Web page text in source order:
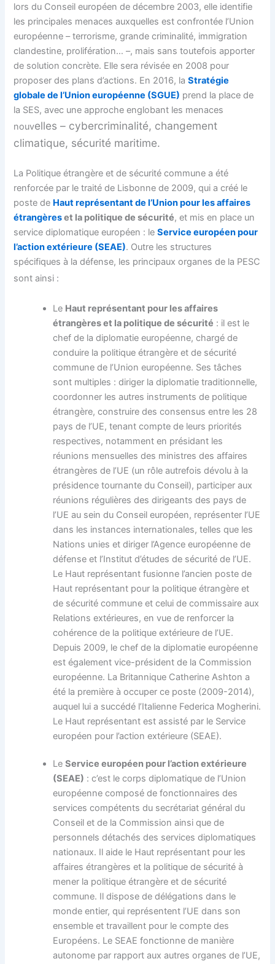
lors du Conseil européen de décembre 2003, elle identifie
les principales menaces auxquelles est confrontée l’Union
européenne – terrorisme, grande criminalité, immigration
clandestine, prolifération… –, mais sans toutefois apporter
de solution concrète. Elle sera révisée en 2008 pour
proposer des plans d’actions. En 2016, laStratégie
globale de l’Union européenne (SGUE) prend la place de
la SES, avec une approche englobant les menaces
nouvelles – cybercriminalité, changement
climatique, sécurité maritime.
La Politique étrangère et de sécurité commune a été
renforcée par le traité de Lisbonne de 2009, qui a créé le
poste de Haut représentant de l’Union pour les affaires
étrangèreset la politique de sécurité, et mis en place un
service diplomatique européen : leService européen pour
l’action extérieure (SEAE). Outre les structures
spécifiques à la défense, les principaux organes de la PESC
sont ainsi :
Le Haut représentant pour les affaires
étrangères et la politique de sécurité : il est le
chef de la diplomatie européenne, chargé de
conduire la politique étrangère et de sécurité
commune de l’Union européenne. Ses tâches
sont multiples : diriger la diplomatie traditionnelle,
coordonner les autres instruments de politique
étrangère, construire des consensus entre les 28
pays de l’UE, tenant compte de leurs priorités
respectives, notamment en présidant les
réunions mensuelles des ministres des affaires
étrangères de l’UE (un rôle autrefois dévolu à la
présidence tournante du Conseil), participer aux
réunions régulières des dirigeants des pays de
l’UE au sein du Conseil européen, représenter l’UE
dans les instances internationales, telles que les
Nations unies et diriger l’Agence européenne de
défense et l’Institut d’études de sécurité de l’UE.
Le Haut représentant fusionne l’ancien poste de
Haut représentant pour la politique étrangère et
de sécurité commune et celui de commissaire aux
Relations extérieures, en vue de renforcer la
cohérence de la politique extérieure de l’UE.
Depuis 2009, le chef de la diplomatie européenne
est également vice-président de la Commission
européenne. La Britannique Catherine Ashton a
été la première à occuper ce poste (2009-2014),
auquel lui a succédé l’Italienne Federica Mogherini.
Le Haut représentant est assisté par le Service
européen pour l’action extérieure (SEAE).
LeService européen pour l’action extérieure
(SEAE) : c’est le corps diplomatique de l’Union
européenne composé de fonctionnaires des
services compétents du secrétariat général du
Conseil et de la Commission ainsi que de
personnels détachés des services diplomatiques
nationaux. Il aide le Haut représentant pour les
affaires étrangères et la politique de sécurité à
mener la politique étrangère et de sécurité
commune. Il dispose de délégations dans le
monde entier, qui représentent l’UE dans son
ensemble et travaillent pour le compte des
Européens. Le SEAE fonctionne de manière
autonome par rapport aux autres organes de l’UE,